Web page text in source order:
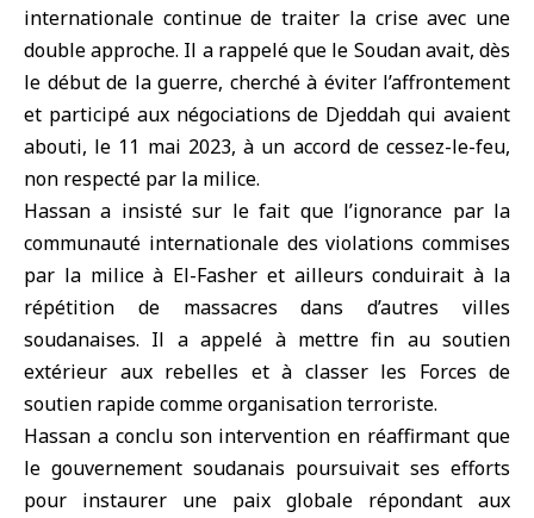
internationale continue de traiter la crise avec une
double approche. Il a rappelé que le Soudan avait, dès
le début de la guerre, cherché à éviter l’affrontement
et participé aux négociations de Djeddah qui avaient
abouti, le 11 mai 2023, à un accord de cessez-le-feu,
non respecté par la milice.
Hassan a insisté sur le fait que l’ignorance par la
communauté internationale des violations commises
par la milice à El-Fasher et ailleurs conduirait à la
répétition de massacres dans d’autres villes
soudanaises. Il a appelé à mettre fin au soutien
extérieur aux rebelles et à classer les Forces de
soutien rapide comme organisation terroriste.
Hassan a conclu son intervention en réaffirmant que
le gouvernement soudanais poursuivait ses efforts
pour instaurer une paix globale répondant aux